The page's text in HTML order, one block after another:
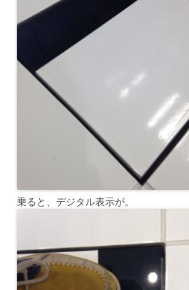
乗ると、デジタル表示が。